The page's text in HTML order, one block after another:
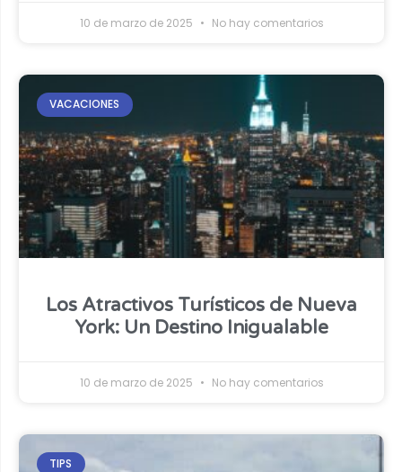
10 de marzo de 2025 No hay comentarios
VACACIONES
Los Atractivos Turísticos de Nueva
York: Un Destino Inigualable
10 de marzo de 2025 No hay comentarios
TIPS